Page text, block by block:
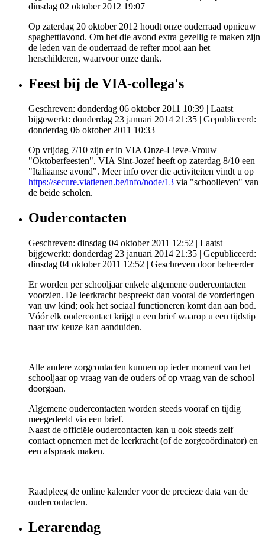
dinsdag 02 oktober 2012 19:07
Op zaterdag 20 oktober 2012 houdt onze ouderraad opnieuw
spaghettiavond. Om het die avond extra gezellig te maken zijn
de leden van de ouderraad de refter mooi aan het
herschilderen, waarvoor onze dank.
Feest bij de VIA-collega's
Geschreven: donderdag 06 oktober 2011 10:39 | Laatst
bijgewerkt: donderdag 23 januari 2014 21:35 | Gepubliceerd:
donderdag 06 oktober 2011 10:33
Op vrijdag 7/10 zijn er in VIA Onze-Lieve-Vrouw
"Oktoberfeesten". VIA Sint-Jozef heeft op zaterdag 8/10 een
"Italiaanse avond". Meer info over die activiteiten vindt u op
https://secure.viatienen.be/info/node/13 via "schoolleven" van
de beide scholen.
Oudercontacten
Geschreven: dinsdag 04 oktober 2011 12:52 | Laatst
bijgewerkt: donderdag 23 januari 2014 21:35 | Gepubliceerd:
dinsdag 04 oktober 2011 12:52 | Geschreven door beheerder
Er worden per schooljaar enkele algemene oudercontacten
voorzien. De leerkracht bespreekt dan vooral de vorderingen
van uw kind; ook het sociaal functioneren komt dan aan bod.
Vóór elk oudercontact krijgt u een brief waarop u een tijdstip
naar uw keuze kan aanduiden.
Alle andere zorgcontacten kunnen op ieder moment van het
schooljaar op vraag van de ouders of op vraag van de school
doorgaan.
Algemene oudercontacten worden steeds vooraf en tijdig
meegedeeld via een brief.
Naast de officiële oudercontacten kan u ook steeds zelf
contact opnemen met de leerkracht (of de zorgcoördinator) en
een afspraak maken.
Raadpleeg de online kalender voor de precieze data van de
oudercontacten.
Lerarendag